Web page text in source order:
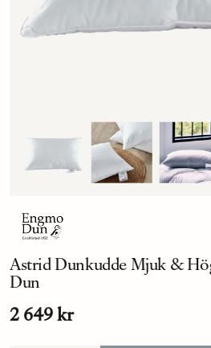
Astrid Dunkudde Mjuk &
Dun
2 649 kr